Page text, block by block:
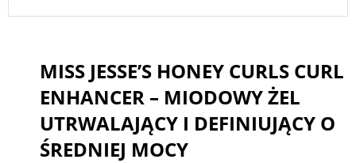
MISS JESSE’S HONEY CURLS CURL
ENHANCER – MIODOWY ŻEL
UTRWALAJĄCY I DEFINIUJĄCY O
ŚREDNIEJ MOCY